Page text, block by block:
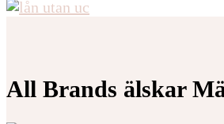
All Brands älskar